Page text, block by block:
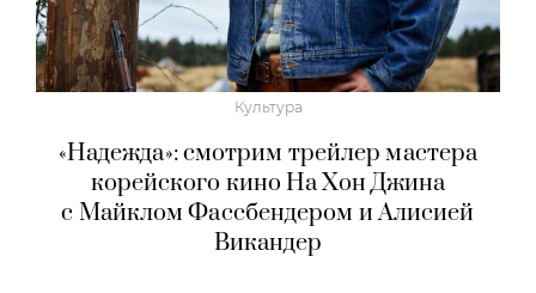
Культура
«Надежда»: смотрим трейлер мастера
корейского кино На Хон Джина
с Майклом Фассбендером и Алисией
Викандер